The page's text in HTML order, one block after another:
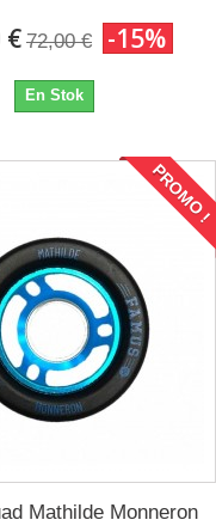
€ 72,00 € -15%
En Stok
PROMO !
Mathilde Monneron